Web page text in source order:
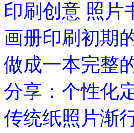
印刷创意 照片
画册印刷初期
做成一本完整
分享：个性化
传统纸照片渐